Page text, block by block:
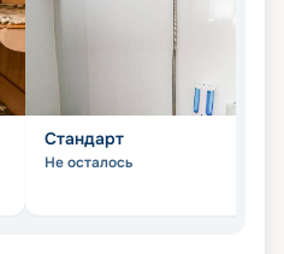
Стандарт
Не осталось